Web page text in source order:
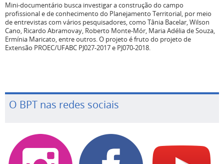
Mini-documentário busca investigar a construção do campo
profissional e de conhecimento do Planejamento Territorial, por meio
de entrevistas com vários pesquisadores, como Tânia Bacelar, Wilson
Cano, Ricardo Abramovay, Roberto Monte-Mór, Maria Adélia de Souza,
Ermínia Maricato, entre outros. O projeto é fruto do projeto de
Extensão PROEC/UFABC PJ027-2017 e PJ070-2018.
O BPT nas redes sociais